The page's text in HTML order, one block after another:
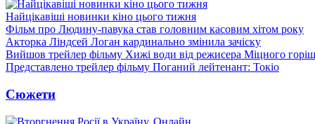
Найцікавіші новинки кіно цього тижня
Фільм про Людину-павука став головним касовим хітом року
Акторка Ліндсей Логан кардинально змінила зачіску
Вийшов трейлер фільму Хижі води від режисера Міцного
Представлено трейлер фільму Поганий лейтенант: Токіо
Сюжети